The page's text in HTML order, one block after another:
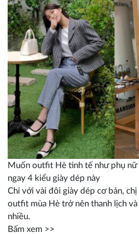
Muốn outfit Hè tinh tế như phụ nữ
ngay 4 kiểu giày dép này
Chỉ với vài đôi giày dép cơ bản,
outfit mùa Hè trở nên thanh lịch
nhiều.
Bấm xem >>